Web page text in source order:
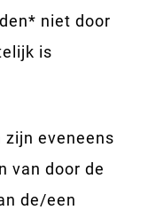
niet door
is
zijn eveneens
van door de
de/een